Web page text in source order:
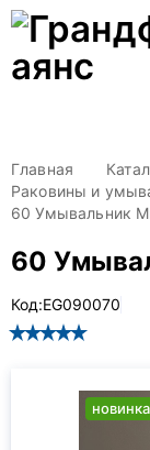
Главная
Раковины и
60 Умывальник
60
Код:EG090070
новинка